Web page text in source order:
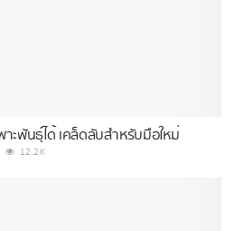
าะพันธุ์ได้ เคล็ดลับสำหรับมือใหม่
12.2K